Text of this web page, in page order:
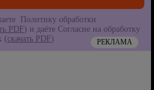
Политику обработки
PDF) и даёте Согласие на обработку
(скачать PDF) РЕКЛАМА